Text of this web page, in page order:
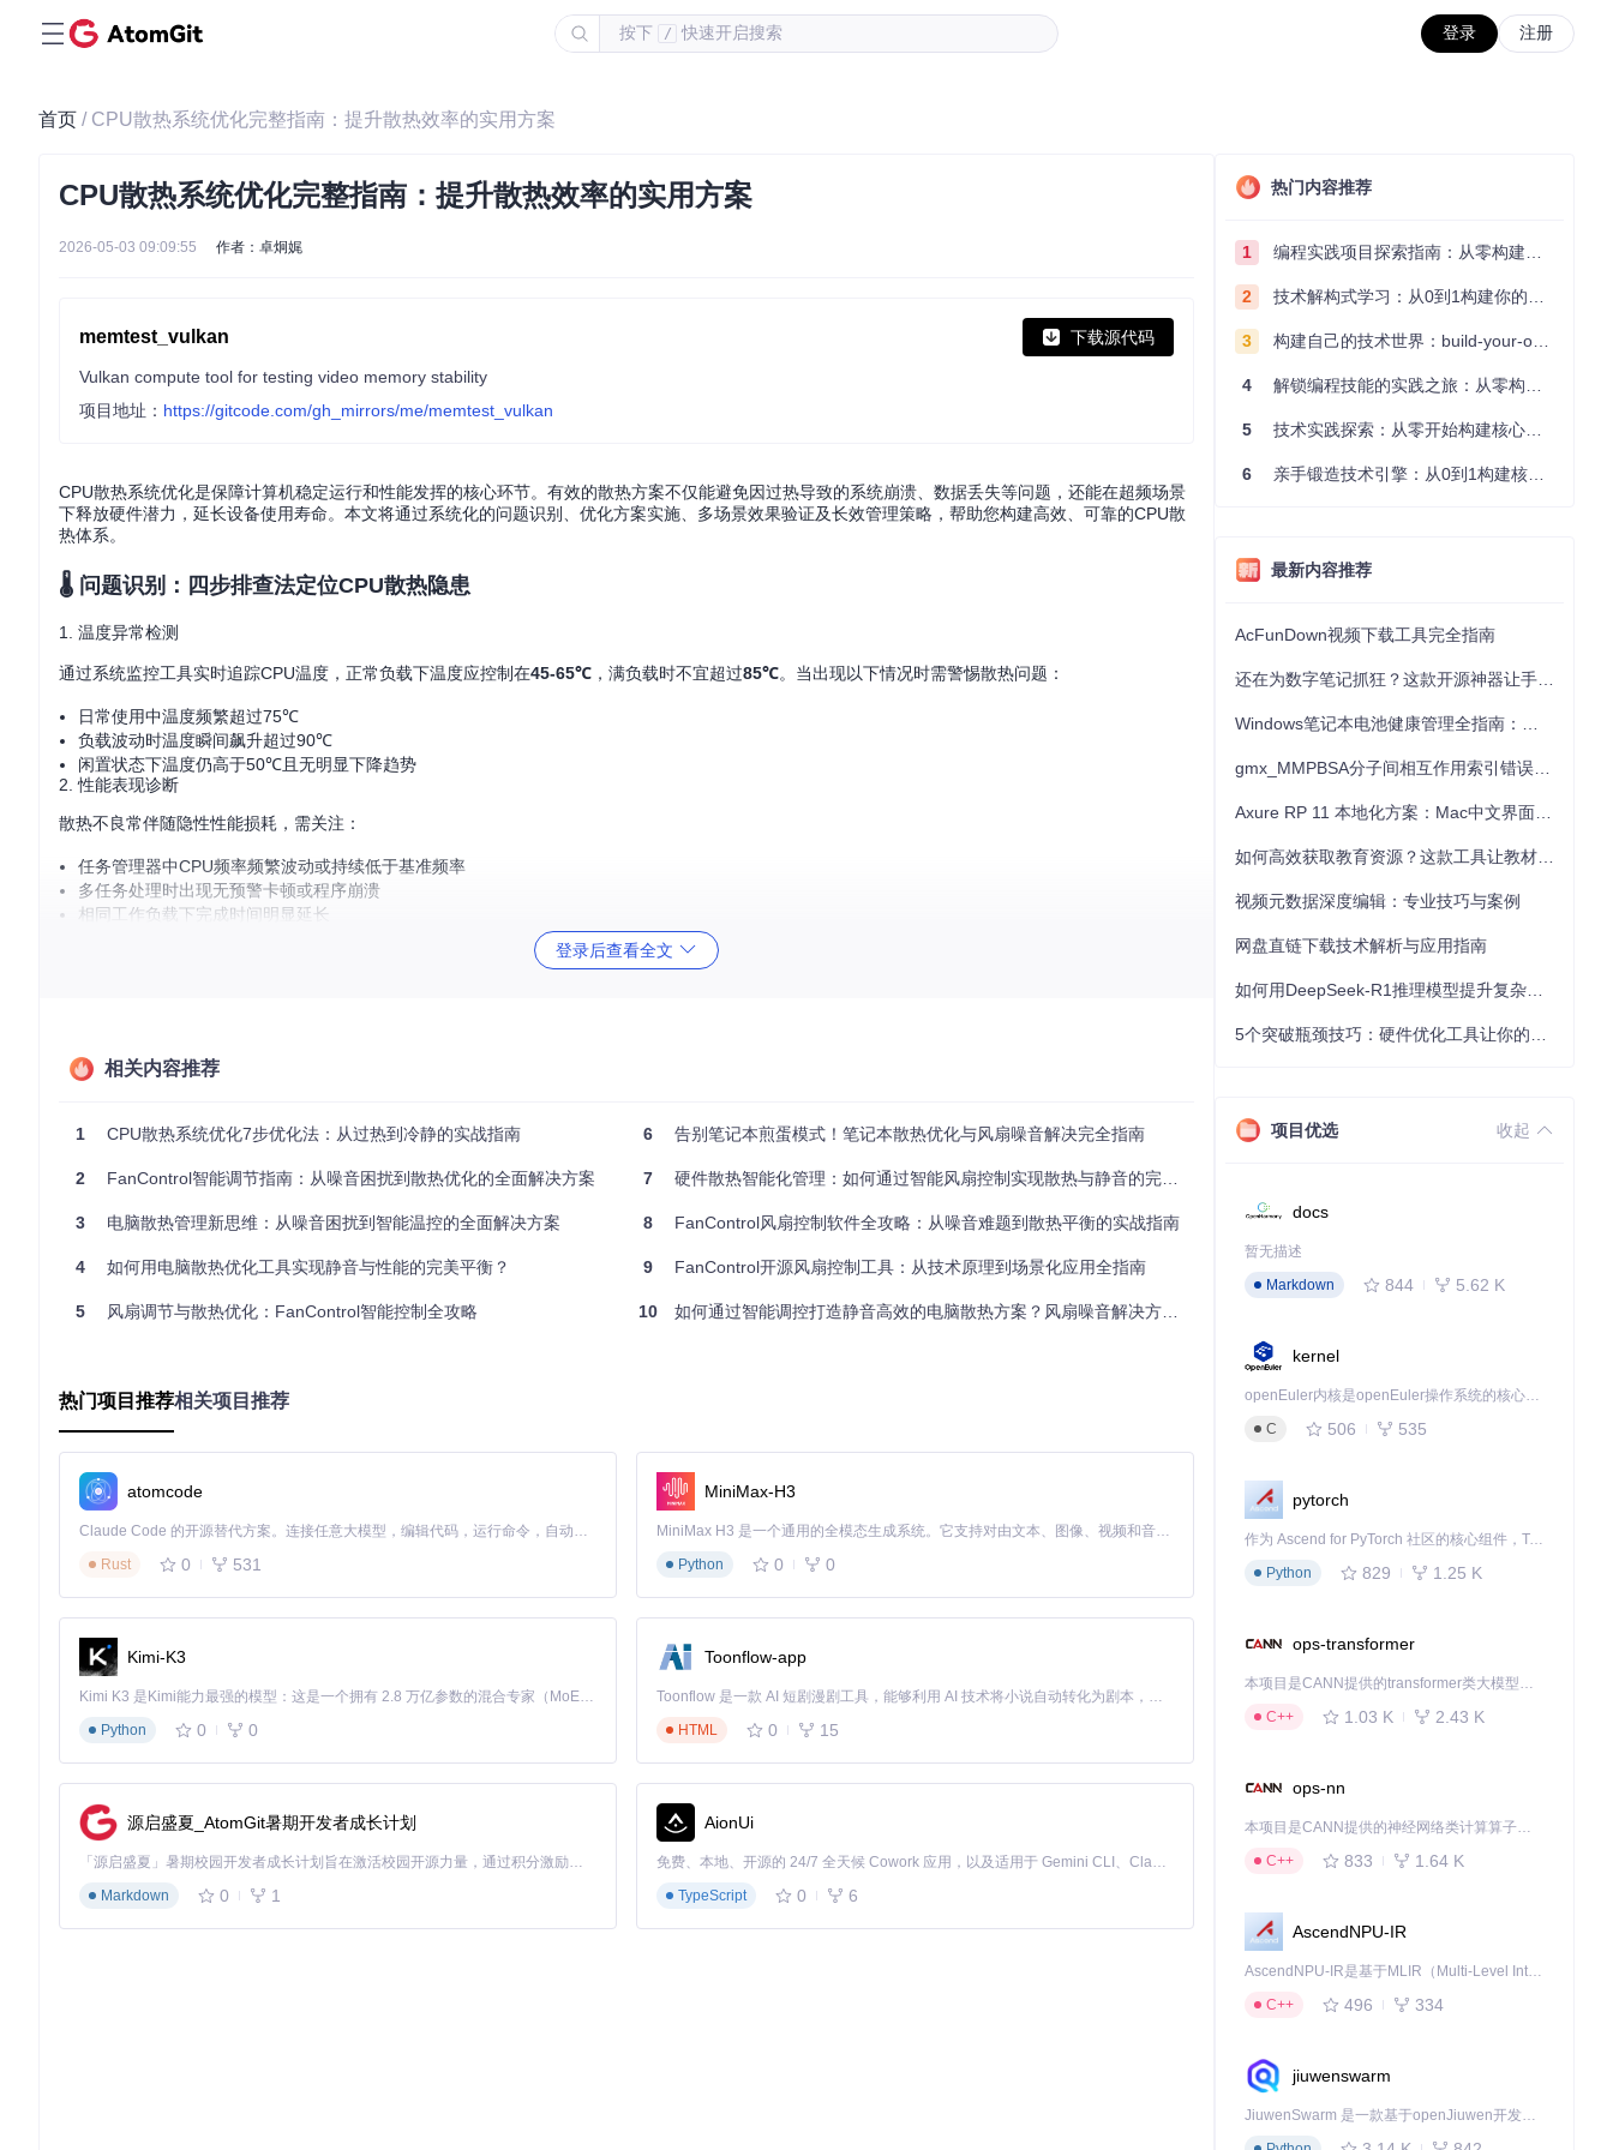
按下 / 快速开启搜索 登录 注册
首页 / CPU散热系统优化完整指南：提升散热效率的实用方案
CPU散热系统优化完整指南：提升散热效率的实用方案
2026-05-03 09:09:55 作者：卓炯娓
memtest_vulkan 下载源代码
Vulkan compute tool for testing video memory stability
项目地址： https://gitcode.com/gh_mirrors/me/memtest_vulkan
CPU散热系统优化是保障计算机稳定运行和性能发挥的核心环节。有效的散热方案不仅能避免因过热导致的系统崩溃、数据丢失等问题，还能在超频场景
下释放硬件潜力，延长设备使用寿命。本文将通过系统化的问题识别、优化方案实施、多场景效果验证及长效管理策略，帮助您构建高效、可靠的CPU散
热体系。
🌡️ 问题识别：四步排查法定位CPU散热隐患
1. 温度异常检测
通过系统监控工具实时追踪CPU温度，正常负载下温度应控制在45-65℃ ，满负载时不宜超过85℃。当出现以下情况时需警惕散热问题：
日常使用中温度频繁超过75℃
负载波动时温度瞬间飙升超过90℃
闲置状态下温度仍高于50℃且无明显下降趋势
2. 性能表现诊断
散热不良常伴随隐性性能损耗，需关注：
任务管理器中CPU频率频繁波动或持续低于基准频率
多任务处理时出现无预警卡顿或程序崩溃
相同工作负载下完成时间明显延长
开机后机箱侧面或出风口温度异常偏高
4. 环境因素评估
记录并分析环境影响：
室温超过28℃时的系统表现
机箱摆放位置是否通风良好
长时间高负载运行（如游戏、渲染）后的温度变化曲线
🔧 优化方案：六维提升散热效率
1. 散热器选择与安装规范
入门级（TDP≤65W）：推荐4热管塔式散热器，散热面积≥120cm²
主流级（65W<TDP≤125W）
安装要点：
1. 清洁CPU表面旧硅脂，使用异丙醇擦拭至无残留
2. 在CPU中心挤入一粒黄豆大小的硅脂（约0.2g）
2. 风道优化与机箱改造
实施有效的空气流动设计：
顶部辅助排风：安装1-2个140mm风扇，形成热空气上升通道
线缆管理：使用理线带固定线缆，避免阻碍空气流通，保持风道截面积≥70%
3. 硅脂与散热垫升级
核心材料选择指南：
CPU硅脂：选择导热系数≥8W/(m·K)的含银硅脂，如Arctic MX-4或Thermal Grizzly Kryonaut
芯片组散热垫
：北桥/南桥区域使用硬度30 Shore OO的硅胶垫，厚度根据间隙选择0.5-2mm
登录后查看全文
相关内容推荐
1 CPU散热系统优化7步优化法：从过热到冷静的实战指南
2 FanControl智能调节指南：从噪音困扰到散热优化的全面解决方案
3 电脑散热管理新思维：从噪音困扰到智能温控的全面解决方案
4 如何用电脑散热优化工具实现静音与性能的完美平衡？
5 风扇调节与散热优化：FanControl智能控制全攻略
6 告别笔记本煎蛋模式！笔记本散热优化与风扇噪音解决完全指南
7 硬件散热智能化管理：如何通过智能风扇控制实现散热与静音的完美平衡？
8 FanControl风扇控制软件全攻略：从噪音难题到散热平衡的实战指南
9 FanControl开源风扇控制工具：从技术原理到场景化应用全指南
10 如何通过智能调控打造静音高效的电脑散热方案？风扇噪音解决方案全攻略
热门项目推荐相关项目推荐
atomcode
Claude Code 的开源替代方案。连接任意大模型，编辑代码，运行命令，自动验证 — 全自动执行。用 Rust 构建，极致性能。 ｜ An open-source alternative to Claude Code. Connect any LLM, edit code, run commands, and verify changes — autonomously. Built in Rust for speed. Get Started
Rust
0 531
MiniMax-H3
MiniMax H3 是一个通用的全模态生成系统。它支持对由文本、图像、视频和音频组成的多模态上下文进行统一理解，并能生成分辨率高达 2K、时长可达 15 秒的带原生立体声音频的视频。得益于面向任务泛化的系统设计，H3 在预训练阶段就已具备广泛的多模态上下文理解与生成能力，能够出色地执行复杂的多模态指令。
Python
0 0
Kimi-K3
Kimi K3 是Kimi能力最强的模型：这是一个拥有 2.8 万亿参数的混合专家（MoE）模型，具备原生视觉理解能力，并支持 100 万 token 的上下文窗口。
Python
0 0
Toonflow-app
Toonflow 是一款 AI 短剧漫剧工具，能够利用 AI 技术将小说自动转化为剧本，并结合 AI 生成的图片和视频，实现高效的短剧创作。借助 Toonflow，可以轻松完成从文字到影像的全流程，让短剧制作变得更加智能与便捷。
HTML
0 15
源启盛夏_AtomGit暑期开发者成长计划
「源启盛夏」暑期校园开发者成长计划旨在激活校园开源力量，通过积分激励、认证扶持、资源倾斜等形式，引导高校组织和开发者完成「入驻 — 建项目 — 做贡献 — 获认证 — 得资源」的完整闭环。无论你是想带领社团入驻平台的组织者，还是希望用代码贡献证明自己的开发者，都能在这里找到属于你的成长路径。
Markdown
0 1
AionUi
免费、本地、开源的 24/7 全天候 Cowork 应用，以及适用于 Gemini CLI、Claude Code、Codex、OpenCode、Qwen Code、Goose CLI、Auggie 等的 OpenClaw | 🌟 喜欢就点star吧
TypeScript
0 6
热门内容推荐
1 编程实践项目探索指南：从零构建技术能力体系
2 技术解构式学习：从0到1构建你的编程知识体系
3 构建自己的技术世界：build-your-own-x项目的实践探索指南
4 解锁编程技能的实践之旅：从零构建你的技术世界
5 技术实践探索：从零开始构建核心系统的实践指南
6 亲手锻造技术引擎：从0到1构建核心系统的实践指南
最新内容推荐
AcFunDown视频下载工具完全指南
视频元数据深度编辑：专业技巧与案例
网盘直链下载技术解析与应用指南
项目优选 收起
docs
暂无描述
Markdown
844 5.62 K
kernel
openEuler内核是openEuler操作系统的核心，既是系统性能与稳定性的基石，也是连接处理器、设备与服务的桥梁。
C
506 535
pytorch
作为 Ascend for PyTorch 社区的核心组件，TorchNPU 是昇腾专为 PyTorch 打造的深度学习适配插件，使 PyTorch 框架能够直接调用昇腾 NPU，为开发者提供昇腾 AI 处理器的超强算力。
Python
829 1.25 K
ops-transformer
本项目是CANN提供的transformer类大模型算子库，实现网络在NPU上加速计算。
C++
1.03 K 2.43 K
ops-nn
本项目是CANN提供的神经网络类计算算子库，实现网络在NPU上加速计算。
C++
833 1.64 K
AscendNPU-IR
AscendNPU-IR是基于MLIR（Multi-Level Intermediate Representation）构建的，面向昇腾亲和算子编译时使用的中间表示，提供昇腾完备表达能力，通过编译优化提升昇腾AI处理器计算效率，支持通过生态框架使能昇腾AI处理器与深度调优
C++
496 334
jiuwenswarm
JiuwenSwarm 是一款基于openJiuwen开发的智能AI Agent，它能够将大语言模型的强大能力，通过你日常使用的各类通讯应用，直接延伸至你的指尖。